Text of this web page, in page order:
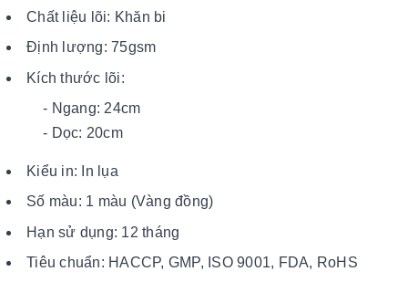
Chất liệu lõi: Khăn bi
Định lượng: 75gsm
Kích thước lõi:
- Ngang: 24cm
- Dọc: 20cm
Kiểu in: In lụa
Số màu: 1 màu (Vàng đồng)
Hạn sử dụng: 12 tháng
Tiêu chuẩn: HACCP, GMP, ISO 9001, FDA, RoHS